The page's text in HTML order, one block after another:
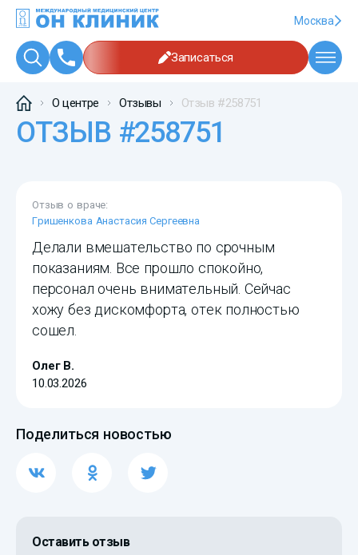
Москва
Записаться
О центре Отзывы Отзыв #258751
ОТЗЫВ #258751
Отзыв о враче:
Гришенкова Анастасия Сергеевна
Делали вмешательство по срочным
показаниям. Все прошло спокойно,
персонал очень внимательный. Сейчас
хожу без дискомфорта, отек полностью
сошел.
Олег В.
10.03.2026
Поделиться новостью
Оставить отзыв